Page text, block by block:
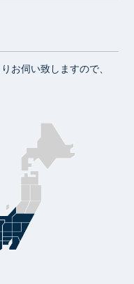
お伺い致しますので、